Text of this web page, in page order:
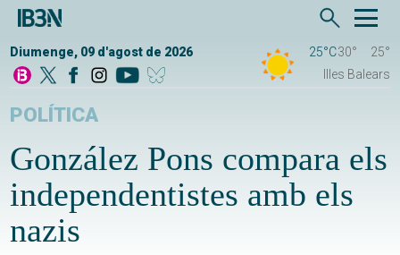
Diumenge, 09 d'agost de 2026 25°C30°
25°
Illes Balears
POLÍTICA
González Pons compara els
independentistes amb els
nazis